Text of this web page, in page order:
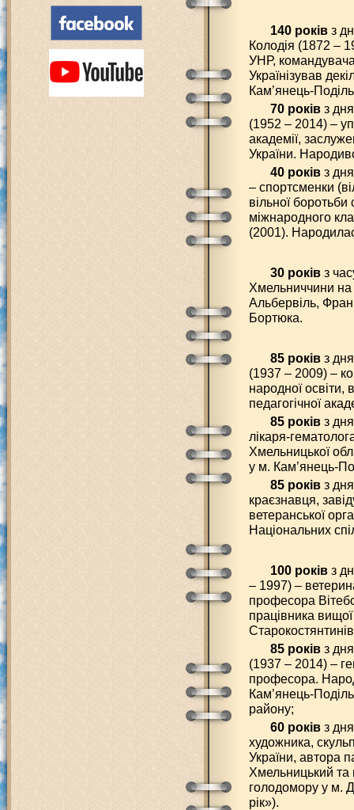
140 роківз
Колодія (1872 –
УНР, командувача
Українізував
Кам’янець-
70 роківз
(1952 – 2014) –
академії,
України.
40 роківз дня
– спортсменки
вільної
міжнародного
(2001).
30 роківз
Хмельниччини на
Альбервіль,
Бортюка.
85 роківз дня
(1937 – 2009) –
народної освіти,
педагогічної
85 роківз
лікаря-
Хмельницької
у м. Кам’янець-
85 роківз
краєзнавця,
ветеранської
Національних
100 роківз
– 1997) –
професора
працівника
85 роківз
(1937 – 2014) –
професора.
Кам’янець-
району;
60 роківз
художника,
України, автора
Хмельницький та
голодомору у м.
рік»).